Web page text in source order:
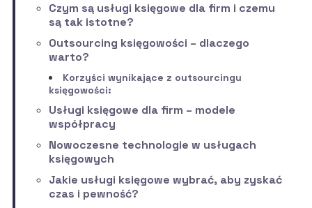
Czym są usługi księgowe dla firm i czemu
są tak istotne?
Outsourcing księgowości – dlaczego
warto?
Korzyści wynikające z outsourcingu
księgowości:
Usługi księgowe dla firm – modele
współpracy
Nowoczesne technologie w usługach
księgowych
Jakie usługi księgowe wybrać, aby zyskać
czas i pewność?